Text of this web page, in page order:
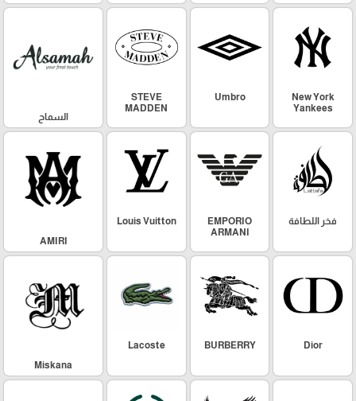
New York
Yankees
Umbro
STEVE
MADDEN
السماح
فخر اللطافة
EMPORIO
ARMANI
Louis Vuitton
AMIRI
Dior
BURBERRY
Lacoste
Miskana